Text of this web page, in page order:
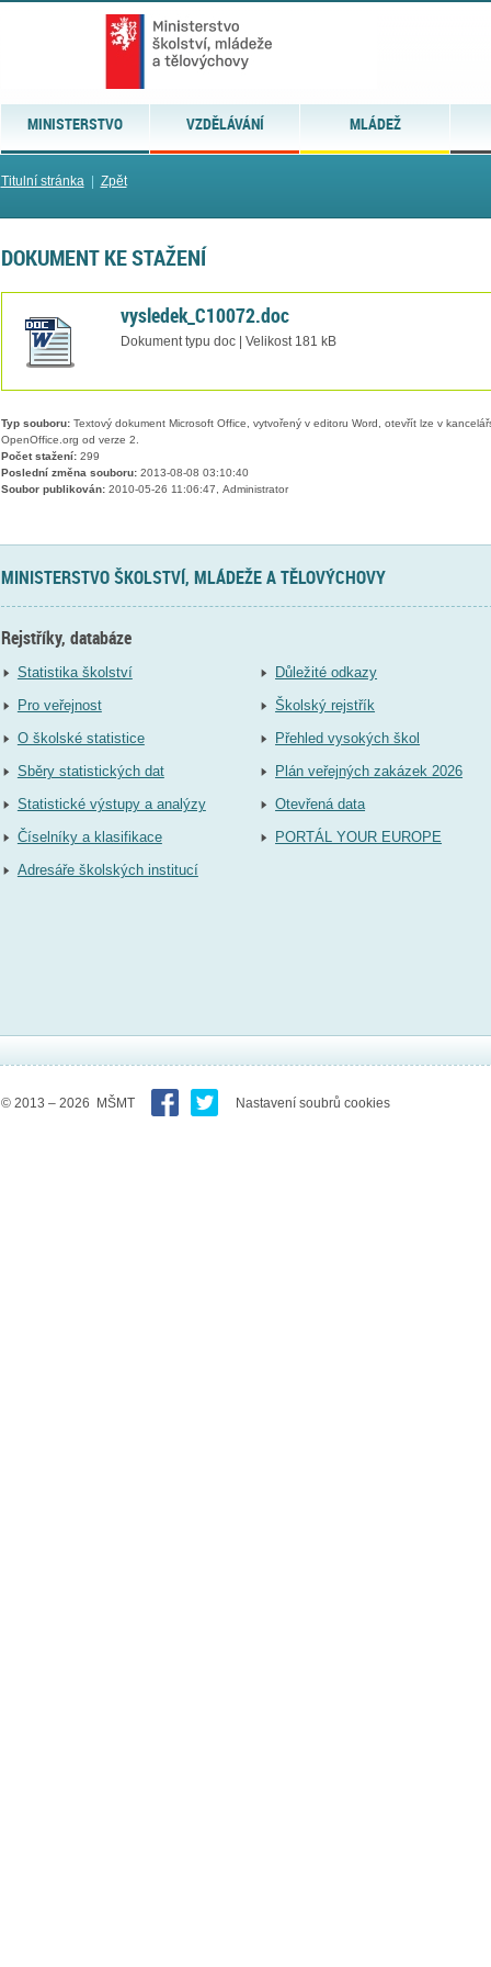
MINISTERSTVO VZDĚLÁVÁNÍ MLÁDEŽ
Titulní stránka| Zpět
DOKUMENT KE STAŽENÍ
vysledek_C10072.doc
Dokument typu doc | Velikost 181 kB
Typ souboru:Textový dokument Microsoft Office, vytvořený v editoru Word, otevřít lze v
OpenOffice.org od verze 2.
Počet stažení:299
Poslední změna souboru:2013-08-08 03:10:40
Soubor publikován:2010-05-26 11:06:47, Administrator
MINISTERSTVO ŠKOLSTVÍ, MLÁDEŽE A TĚLOVÝCHOVY
Rejstříky, databáze
Statistika školství
Pro veřejnost
O školské statistice
Sběry statistických dat
Statistické výstupy a analýzy
Číselníky a klasifikace
Adresáře školských institucí
Důležité odkazy
Školský rejstřík
Přehled vysokých škol
Plán veřejných zakázek 2026
Otevřená data
PORTÁL YOUR EUROPE
© 2013 – 2026 MŠMT Nastavení soubrů cookies